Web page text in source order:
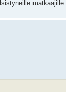
matkaajille.